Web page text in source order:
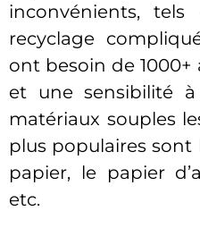
inconvénients, tels
recyclage
ont besoin de
et une sensibilité
matériaux souples
plus populaires sont
papier, le papier
etc.